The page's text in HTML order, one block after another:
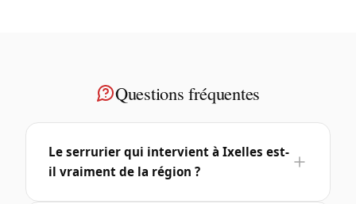
Questions fréquentes
Le serrurier qui intervient à Ixelles est-
il vraiment de la région ?